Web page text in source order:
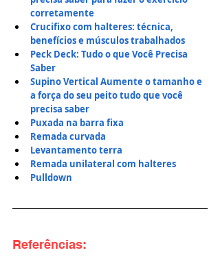
corretamente
Crucifixo com halteres: técnica,
benefícios e músculos trabalhados
Peck Deck: Tudo o que Você Precisa
Saber
Supino Vertical Aumente o tamanho e
a força do seu peito tudo que você
precisa saber
Puxada na barra fixa
Remada curvada
Levantamento terra
Remada unilateral com halteres
Pulldown
Referências: